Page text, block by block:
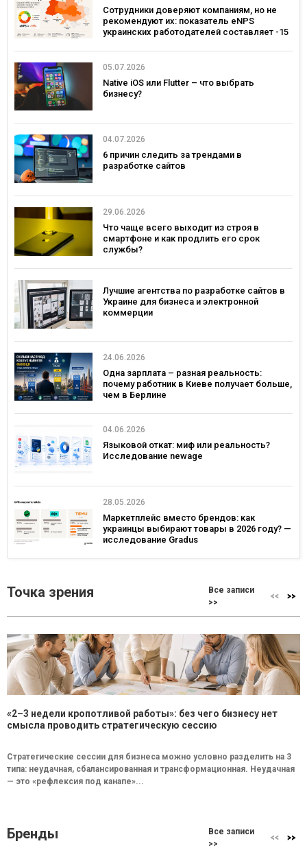
Сотрудники доверяют компаниям, но не
рекомендуют их: показатель eNPS
украинских работодателей составляет -15
05.07.2026
Native iOS или Flutter – что выбрать
бизнесу?
04.07.2026
6 причин следить за трендами в
разработке сайтов
29.06.2026
Что чаще всего выходит из строя в
смартфоне и как продлить его срок
службы?
Лучшие агентства по разработке сайтов в
Украине для бизнеса и электронной
коммерции
24.06.2026
Одна зарплата – разная реальность:
почему работник в Киеве получает больше,
чем в Берлине
04.06.2026
Языковой откат: миф или реальность?
Исследование newage
28.05.2026
Маркетплейс вместо брендов: как
украинцы выбирают товары в 2026 году? —
исследование Gradus
Точка зрения
Все записи
>>
«2–3 недели кропотливой работы»: без чего бизнесу нет
смысла проводить стратегическую сессию
Стратегические сессии для бизнеса можно условно разделить на 3
типа: неудачная, сбалансированная и трансформационная. Неудачная
— это «рефлексия под канапе»...
Бренды
Все записи
>>